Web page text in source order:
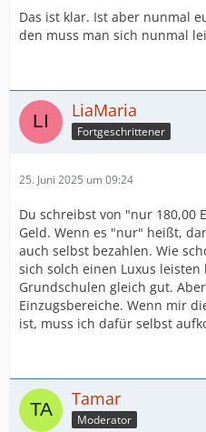
Das ist klar. Ist aber nunmal
den muss man sich nunmal
LiaMaria
Fortgeschrittener
25. Juni 2025 um 09:24
Du schreibst von "nur 180,00
Geld. Wenn es "nur" heißt,
auch selbst bezahlen. Wie
sich solch einen Luxus
Grundschulen gleich gut.
Einzugsbereiche. Wenn mir
ist, muss ich dafür selbst
Tamar
Moderator